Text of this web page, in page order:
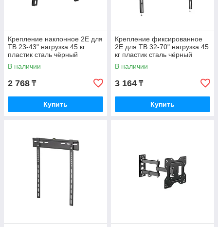
Крепление наклонное 2E для
ТВ 23-43" нагрузка 45 кг
пластик сталь чёрный
2E2GEN2343TILT
В наличии
2 768 ₸
Купить
Крепление фиксированное
2E для ТВ 32-70" нагрузка 45
кг пластик сталь чёрный
2E2GEN3270FIX
В наличии
3 164 ₸
Купить